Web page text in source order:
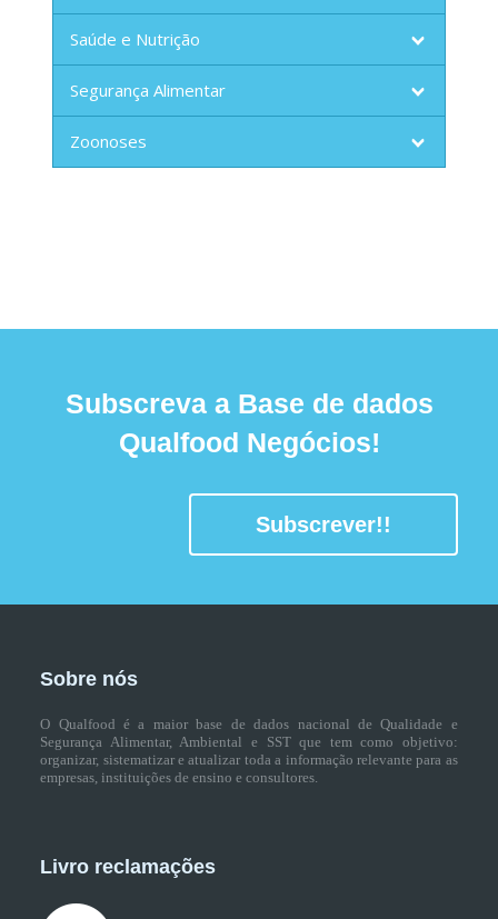
Saúde e Nutrição
Segurança Alimentar
Zoonoses
Subscreva a Base de dados
Qualfood Negócios!
Subscrever!!
Sobre nós
O Qualfood é a maior base de dados nacional de Qualidade e
Segurança Alimentar, Ambiental e SST que tem como objetivo:
organizar, sistematizar e atualizar toda a informação relevante para as
empresas, instituições de ensino e consultores.
Livro reclamações